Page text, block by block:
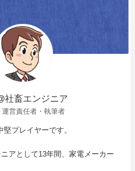
社畜エンジニア
運営責任者・執筆者
プレイヤーです。
アとして13年間、家電メーカー